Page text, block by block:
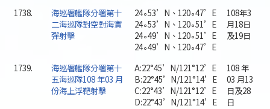
1738.
海巡署艦隊分署第十
二海巡隊對空對海實
彈射擊
24∘53’N、120∘47’E
24∘53’N、120∘51’E
24∘49’N、120∘51’E
24∘49’N、120∘47’E
108年3
月18日
及19日
1739.
海巡署艦隊分署第十
五海巡隊108 年03 月
份海上浮靶射擊
A:22°45’N/121°12’E
B:22°45’N/121°14’E
C:22°43’N/121°12’E
D:22°43’N/121°14’E
108 年
03 月13
日及28
日